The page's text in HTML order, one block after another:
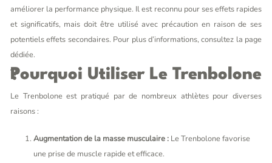
améliorer la performance physique. Il est reconnu pour ses effets rapides
et significatifs, mais doit être utilisé avec précaution en raison de ses
potentiels effets secondaires. Pour plus d’informations, consultez la page
dédiée.
Pourquoi Utiliser Le Trenbolone ?
Le Trenbolone est pratiqué par de nombreux athlètes pour diverses
raisons :
Augmentation de la masse musculaire : Le Trenbolone favorise
une prise de muscle rapide et efficace.